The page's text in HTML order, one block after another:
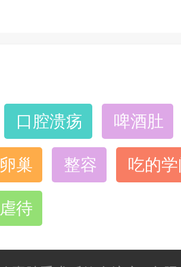
口腔溃疡 啤酒肚
卵巢 整容 吃的
虐待